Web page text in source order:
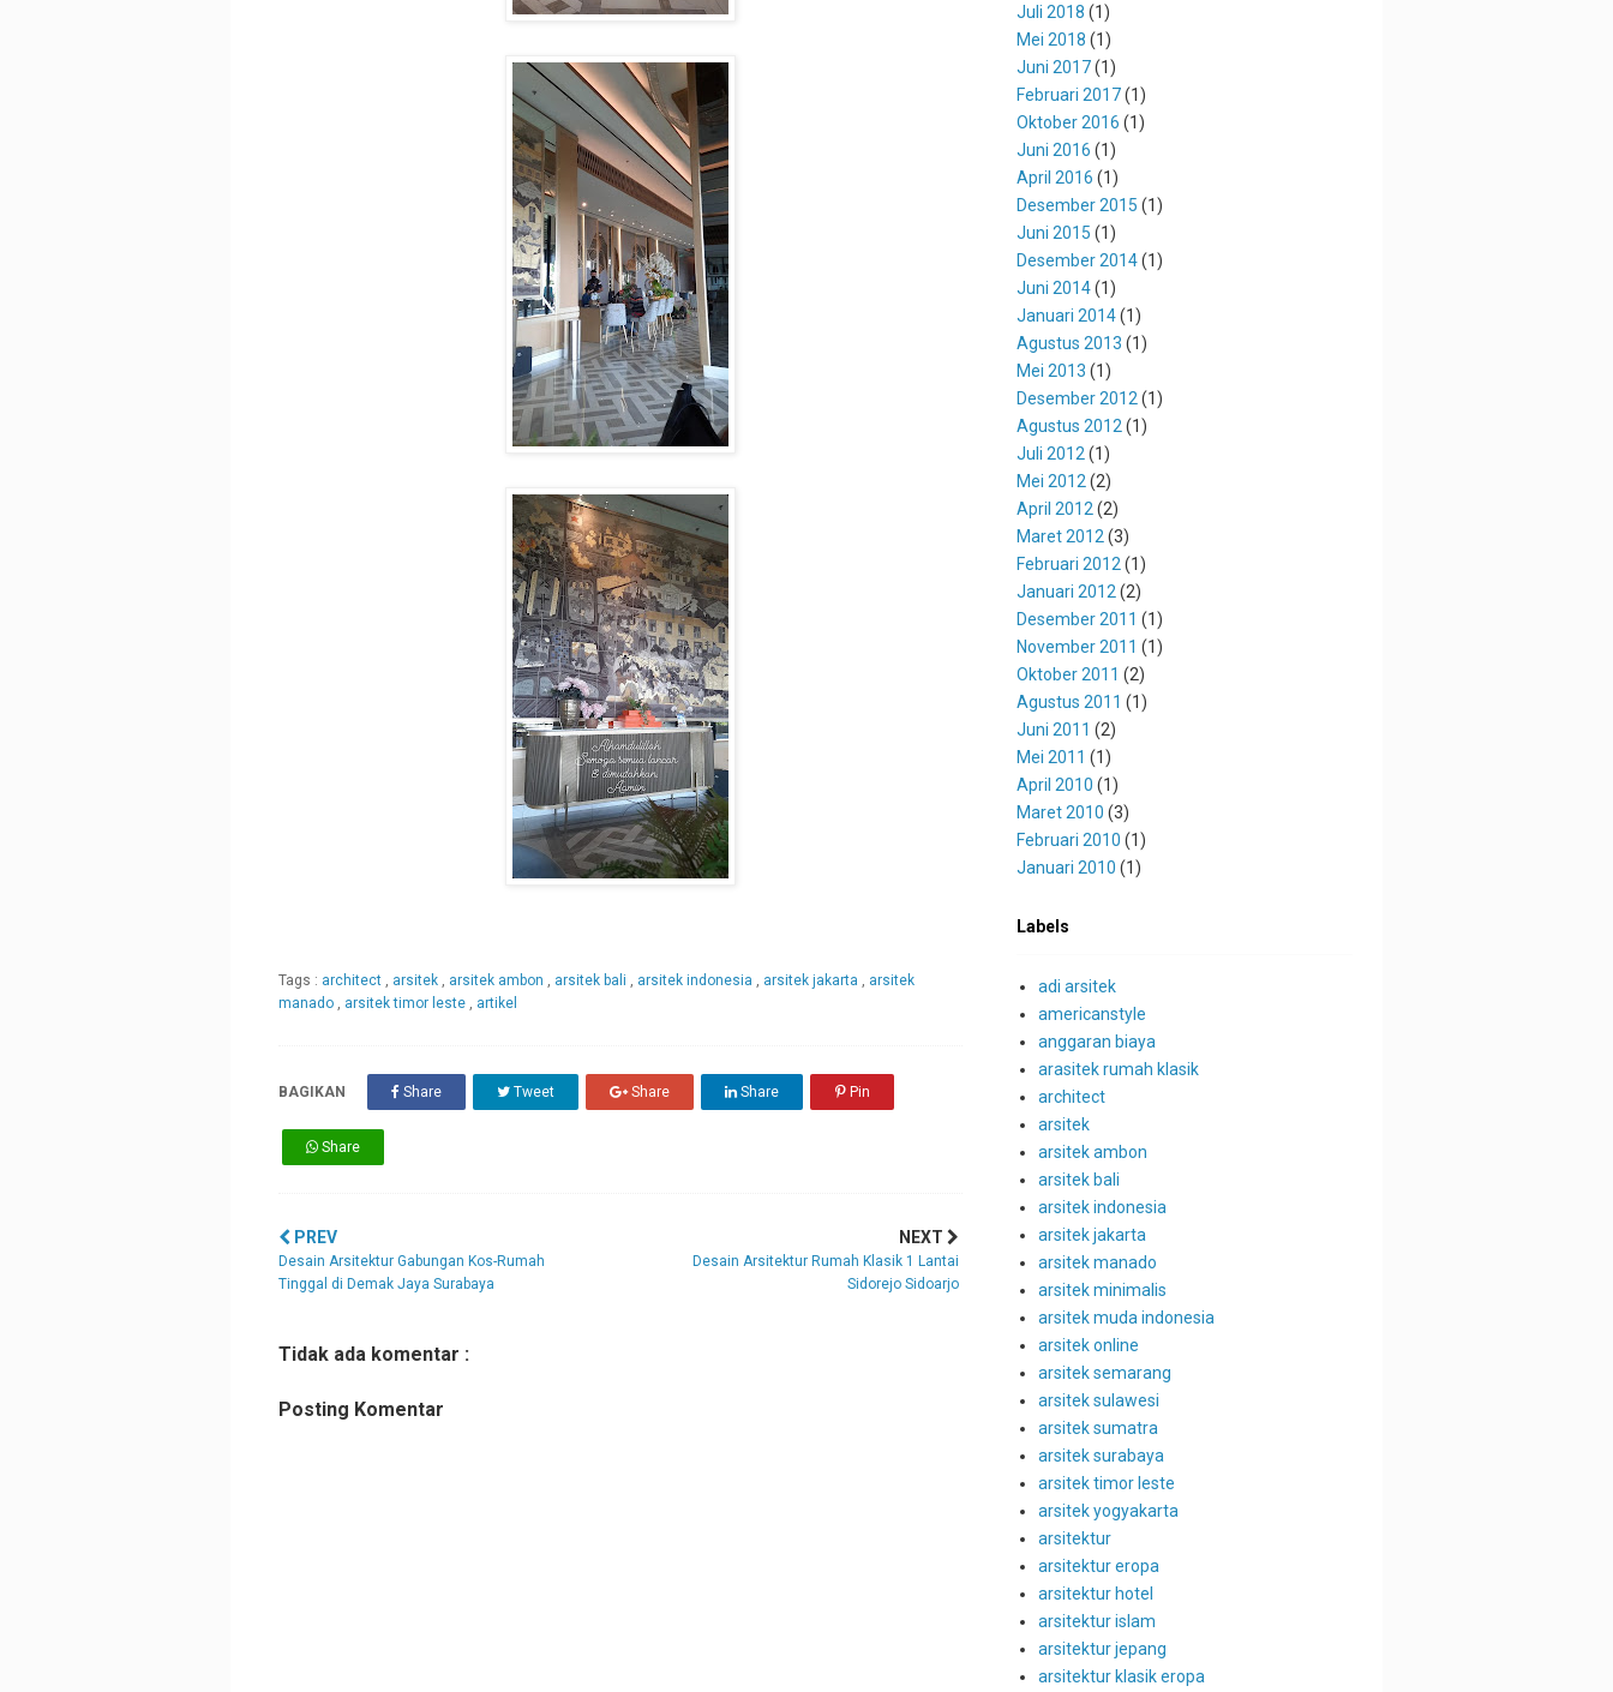
Tags : architect , arsitek , arsitek ambon , arsitek bali , arsitek indonesia , arsitek jakarta , arsitek
manado , arsitek timor leste , artikel
BAGIKAN Share Tweet Share Share Pin
Share
PREV
Desain Arsitektur Gabungan Kos-Rumah
Tinggal di Demak Jaya Surabaya
NEXT
Desain Arsitektur Rumah Klasik 1 Lantai
Sidorejo Sidoarjo
Tidak ada komentar :
Posting Komentar
Juli 2018 (1)
Mei 2018 (1)
Juni 2017(1)
Februari 2017(1)
Oktober 2016 (1)
Juni 2016 (1)
April 2016 (1)
Desember 2015 (1)
Juni 2015 (1)
Desember 2014(1)
Juni 2014(1)
Januari 2014(1)
Agustus 2013 (1)
Mei 2013 (1)
Desember 2012 (1)
Agustus 2012 (1)
Juli 2012 (1)
Mei 2012 (2)
April 2012 (2)
Maret 2012 (3)
Februari 2012 (1)
Januari 2012 (2)
Desember 2011 (1)
November 2011 (1)
Oktober 2011 (2)
Agustus 2011 (1)
Juni 2011 (2)
Mei 2011 (1)
April 2010 (1)
Maret 2010 (3)
Februari 2010 (1)
Januari 2010 (1)
Labels
adi arsitek
americanstyle
anggaran biaya
arasitek rumah klasik
architect
arsitek
arsitek ambon
arsitek bali
arsitek indonesia
arsitek jakarta
arsitek manado
arsitek minimalis
arsitek muda indonesia
arsitek online
arsitek semarang
arsitek sulawesi
arsitek sumatra
arsitek surabaya
arsitek timor leste
arsitek yogyakarta
arsitektur
arsitektur eropa
arsitektur hotel
arsitektur islam
arsitektur jepang
arsitektur klasik eropa